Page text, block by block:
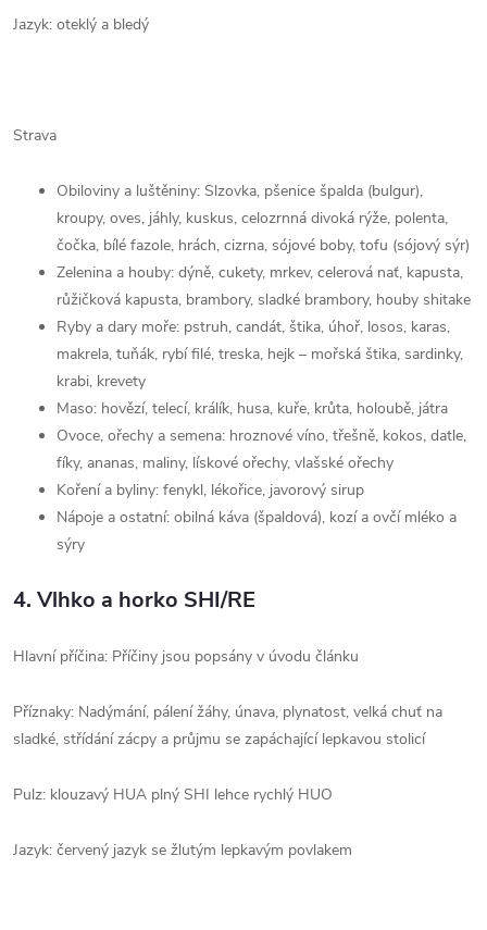
Jazyk: oteklý a bledý
Strava
Obiloviny a luštěniny: Slzovka, pšenice špalda (bulgur),
kroupy, oves, jáhly, kuskus, celozrnná divoká rýže, polenta,
čočka, bílé fazole, hrách, cizrna, sójové boby, tofu (sójový sýr)
Zelenina a houby: dýně, cukety, mrkev, celerová nať, kapusta,
růžičková kapusta, brambory, sladké brambory, houby shitake
Ryby a dary moře: pstruh, candát, štika, úhoř, losos, karas,
makrela, tuňák, rybí filé, treska, hejk – mořská štika, sardinky,
krabi, krevety
Maso: hovězí, telecí, králík, husa, kuře, krůta, holoubě, játra
Ovoce, ořechy a semena: hroznové víno, třešně, kokos, datle,
fíky, ananas, maliny, lískové ořechy, vlašské ořechy
Koření a byliny: fenykl, lékořice, javorový sirup
Nápoje a ostatní: obilná káva (špaldová), kozí a ovčí mléko a
sýry
4. Vlhko a horko SHI/RE
Hlavní příčina: Příčiny jsou popsány v úvodu článku
Příznaky: Nadýmání, pálení žáhy, únava, plynatost, velká chuť na
sladké, střídání zácpy a průjmu se zapáchající lepkavou stolicí
Pulz: klouzavý HUA plný SHI lehce rychlý HUO
Jazyk: červený jazyk se žlutým lepkavým povlakem